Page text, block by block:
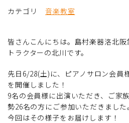
カテゴリ 音楽教室
皆さんこんにちは。島村楽器洛北
トラクターの北川です。
先日6/28(土)に、ピアノサロン会員
を開催しました！
9名の会員様に出演いただき、ご家
勢26名の方にご参加いただきました
今回はその様子をお届けします！